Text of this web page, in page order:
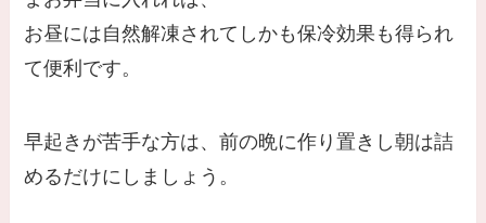
お昼には自然解凍されてしかも保冷効果も得られ
て便利です。
早起きが苦手な方は、前の晩に作り置きし朝は詰
めるだけにしましょう。